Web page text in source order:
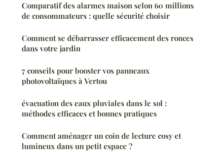
Comparatif des alarmes maison selon 60 millions
de consommateurs : quelle sécurité choisir
Comment se débarrasser efficacement des ronces
dans votre jardin
7 conseils pour booster vos panneaux
photovoltaïques à Vertou
évacuation des eaux pluviales dans le sol :
méthodes efficaces et bonnes pratiques
Comment aménager un coin de lecture cosy et
lumineux dans un petit espace ?